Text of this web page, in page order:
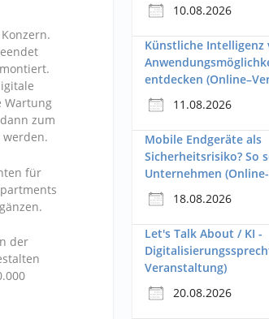
Wartung
zum
für
der
10.08.2026
Künstliche Intelligenz
entdecken
11.08.2026
Mobile Endgeräte als
Sicherheitsrisiko? So
Unternehmen
18.08.2026
Let's Talk About / KI -
Veranstaltung)
20.08.2026